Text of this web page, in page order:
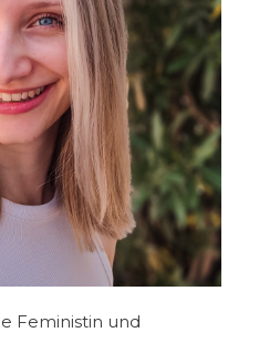
Feministin und